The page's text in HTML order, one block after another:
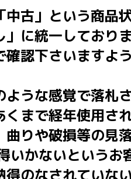
古」という商
に統一しており
認下さいますよ
うな感覚で落
まで経年使用さ
りや破損等の見
かないというお
のなされていな